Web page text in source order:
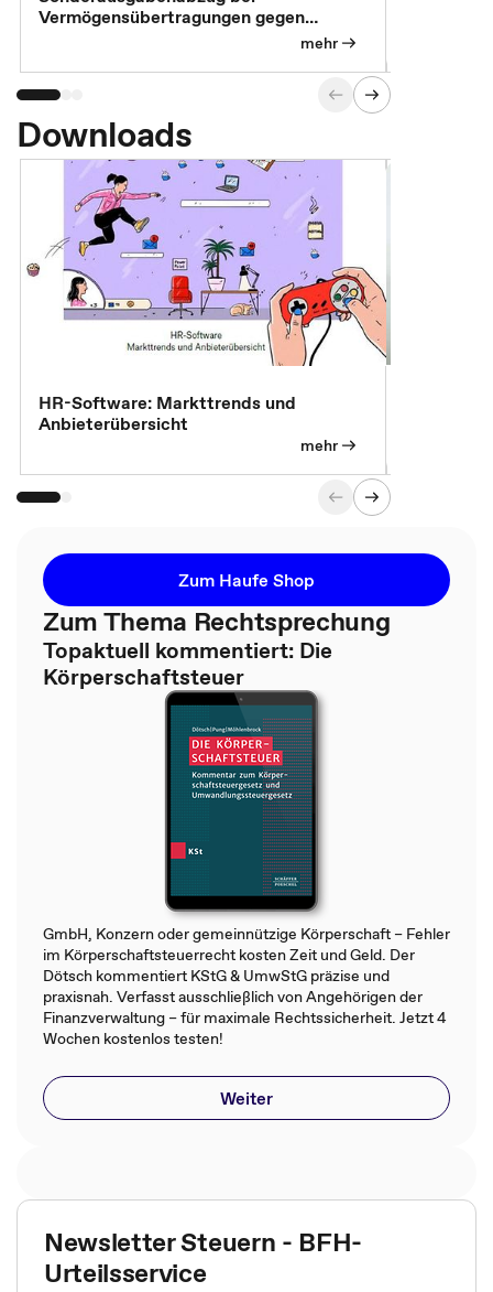
Vermögensübertragungen gegen
mehr
Downloads
HR-Software: Markttrends und
Anbieterübersicht
mehr
Zum Haufe Shop
Zum Thema Rechtsprechung
Topaktuell kommentiert: Die
Körperschaftsteuer
GmbH, Konzern oder gemeinnützige Körperschaft – Fehler
im Körperschaftsteuerrecht kosten Zeit und Geld. Der
Dötsch kommentiert KStG & UmwStG präzise und
praxisnah. Verfasst ausschließlich von Angehörigen der
Finanzverwaltung – für maximale Rechtssicherheit. Jetzt 4
Wochen kostenlos testen!
Weiter
Newsletter Steuern - BFH-
Urteilsservice